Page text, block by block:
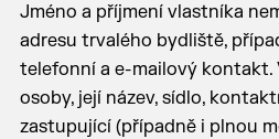
Jméno a příjmení vlastníka
adresu trvalého bydliště,
telefonní a e-mailový kontakt.
osoby, její název, sídlo,
zastupující (případně i plnou